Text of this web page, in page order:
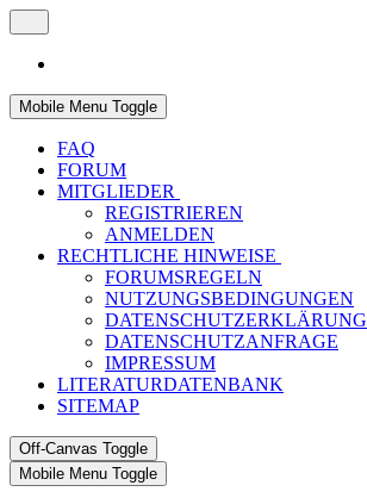
Mobile Menu Toggle
FAQ
FORUM
MITGLIEDER
REGISTRIEREN
ANMELDEN
RECHTLICHE HINWEISE
FORUMSREGELN
NUTZUNGSBEDINGUNGEN
DATENSCHUTZERKLÄRUNG
DATENSCHUTZANFRAGE
IMPRESSUM
LITERATURDATENBANK
SITEMAP
Off-Canvas Toggle
Mobile Menu Toggle